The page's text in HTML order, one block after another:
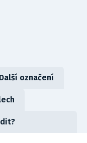
Další označení